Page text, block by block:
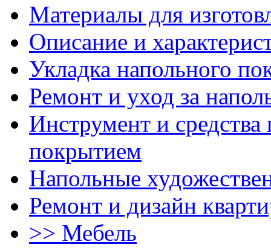
Материалы для
Описание и
Укладка напольного
Ремонт и уход за
Инструмент и
покрытием
Напольные
Ремонт и дизайн
>> Мебель